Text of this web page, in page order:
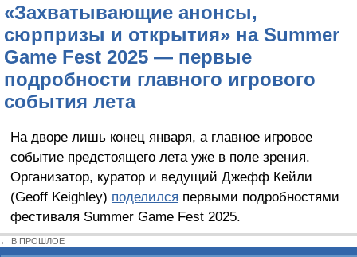
«Захватывающие анонсы,
сюрпризы и открытия» на Summer
Game Fest 2025 — первые
подробности главного игрового
события лета
На дворе лишь конец января, а главное игровое
событие предстоящего лета уже в поле зрения.
Организатор, куратор и ведущий Джефф Кейли
(Geoff Keighley) поделился первыми подробностями
фестиваля Summer Game Fest 2025.
← В ПРОШЛОЕ